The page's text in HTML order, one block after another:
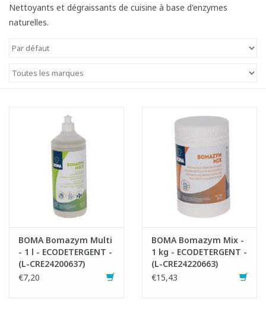
Nettoyants et dégraissants de cuisine à base d'enzymes
naturelles.
BOMA Bomazym Multi
- 1 l - ECODETERGENT -
(L-CRE24200637)
€7,20
BOMA Bomazym Mix -
1 kg - ECODETERGENT -
(L-CRE24220663)
€15,43